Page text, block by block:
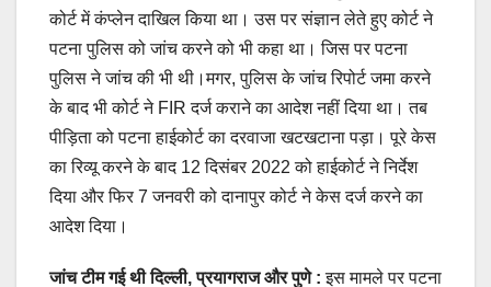
कोर्ट में कंप्लेन दाखिल किया था। उस पर संज्ञान लेते हुए कोर्ट ने
पटना पुलिस को जांच करने को भी कहा था। जिस पर पटना
पुलिस ने जांच की भी थी।मगर, पुलिस के जांच रिपोर्ट जमा करने
के बाद भी कोर्ट ने FIR दर्ज कराने का आदेश नहीं दिया था। तब
पीड़िता को पटना हाईकोर्ट का दरवाजा खटखटाना पड़ा। पूरे केस
का रिव्यू करने के बाद 12 दिसंबर 2022 को हाईकोर्ट ने निर्देश
दिया और फिर 7 जनवरी को दानापुर कोर्ट ने केस दर्ज करने का
आदेश दिया।
जांच टीम गई थी दिल्ली, प्रयागराज और पुणे :इस मामले पर पटना